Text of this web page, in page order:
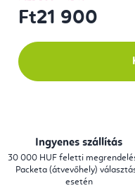
Ft21 900
Ingyenes szállítás
30 000 HUF feletti
Packeta (átvevőhely)
esetén